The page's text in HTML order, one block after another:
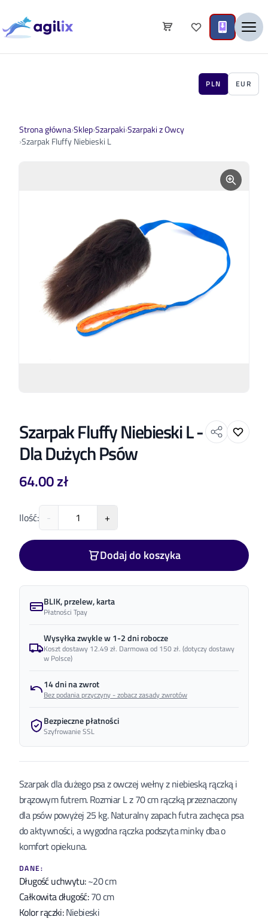
PLN EUR
Strona główna›Sklep›Szarpaki›Szarpaki z Owcy
›Szarpak Fluffy Niebieski L
Szarpak Fluffy Niebieski L -
Dla Dużych Psów
64.00 zł
Ilość: - +
Dodaj do koszyka
BLIK, przelew, karta
Płatności Tpay
Wysyłka zwykle w 1-2 dni robocze
Koszt dostawy 12.49 zł. Darmowa od 150 zł. (dotyczy dostawy
w Polsce)
14 dni na zwrot
Bez podania przyczyny - zobacz zasady zwrotów
Bezpieczne płatności
Szyfrowanie SSL
Szarpak dla dużego psa z owczej wełny z niebieską rączką i
brązowym futrem. Rozmiar L z 70 cm rączką przeznaczony
dla psów powyżej 25 kg. Naturalny zapach futra zachęca psa
do aktywności, a wygodna rączka podszyta minky dba o
komfort opiekuna.
DANE:
Długość uchwytu:~20 cm
Całkowita długość:70 cm
Kolor rączki:Niebieski